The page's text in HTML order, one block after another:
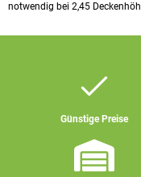
notwendig bei 2,45
Günstige Preise